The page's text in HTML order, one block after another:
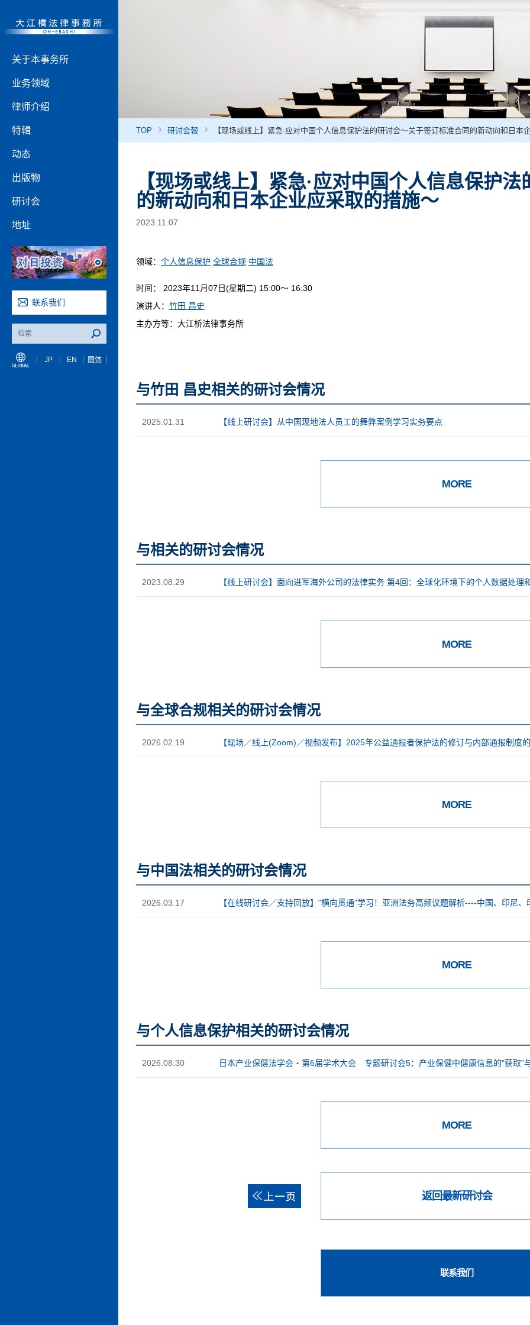
关于本事务所
业务领域
律师介绍
特輯
动态
出版物
研讨会
地址
联系我们
JP EN 簡体
TOP 研讨会報 【现场或线上】紧急·应对中国个人信息保护法的研讨会～关于签订标准合同的新动向和日本
【现场或线上】紧急·应对中国个人信息保护
的新动向和日本企业应采取的措施～
2023.11.07
领域： 个人信息保护 全球合规 中国法
时间： 2023年11月07日(星期二) 15:00～ 16:30
演讲人： 竹田 昌史
主办方等：大江桥法律事务所
与竹田 昌史相关的研讨会情况
2025.01.31 【线上研讨会】从中国现地法人员工的舞弊案例学习实务要点
MORE
与相关的研讨会情况
2023.08.29 【线上研讨会】面向进军海外公司的法律实务 第4回：全球化环境下的个人数据处理
MORE
与全球合规相关的研讨会情况
2026.02.19 【现场／线上(Zoom)／视频发布】2025年公益通报者保护法的修订与内部通报制度
MORE
与中国法相关的研讨会情况
2026.03.17 【在线研讨会／支持回放】"横向贯通"学习！亚洲法务高频议题解析----中国、印尼
MORE
与个人信息保护相关的研讨会情况
2026.08.30 日本产业保健法学会・第6届学术大会 专题研讨会5：产业保健中健康信息的"获取"
MORE
返回最新研讨会
联系我们